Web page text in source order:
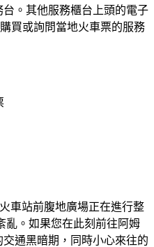
。其他服務櫃台上頭的電子
買或詢問當地火車票的服務
車站前腹地廣場正在進行整
亂。如果您在此刻前往阿姆
通黑暗期，同時小心來往的